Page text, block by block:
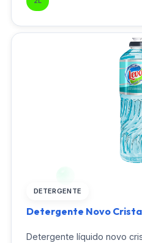
DETERGENTE
Detergente Novo
Detergente líquido novo